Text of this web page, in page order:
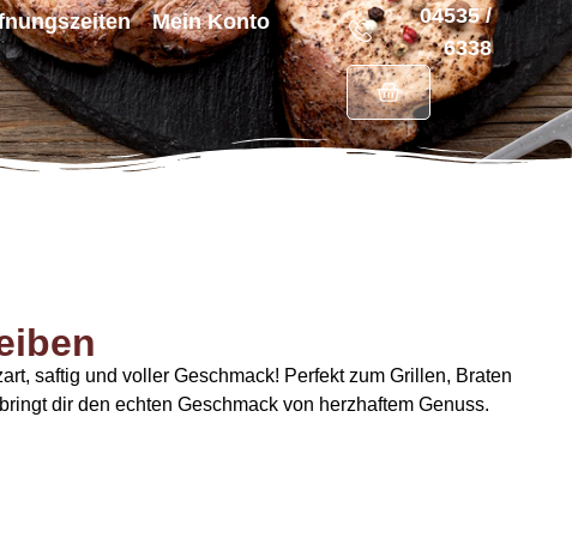
Mein Konto
04535 /
6338
saftig und voller Geschmack! Perfekt zum Grillen, Braten
dir den echten Geschmack von herzhaftem Genuss.